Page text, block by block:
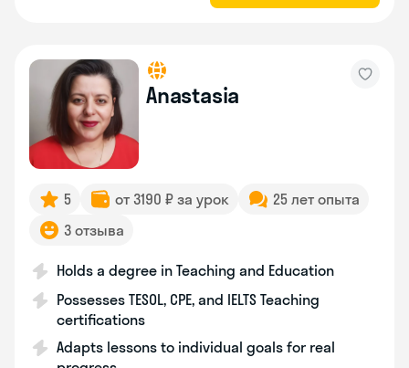
Anastasia
5 от 3190 ₽ за урок
25 лет опыта
3 отзыва
Holds a degree in Teaching and Education
Possesses TESOL, CPE, and IELTS Teaching
certifications
Adapts lessons to individual goals for real